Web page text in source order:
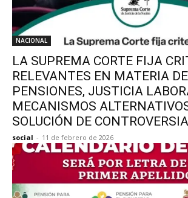
NACIONAL
LA SUPREMA CORTE FIJA
RELEVANTES EN MATERIA DE
PENSIONES, JUSTICIA
MECANISMOS
SOLUCIÓN DE
social - 11 de febrero de 2026